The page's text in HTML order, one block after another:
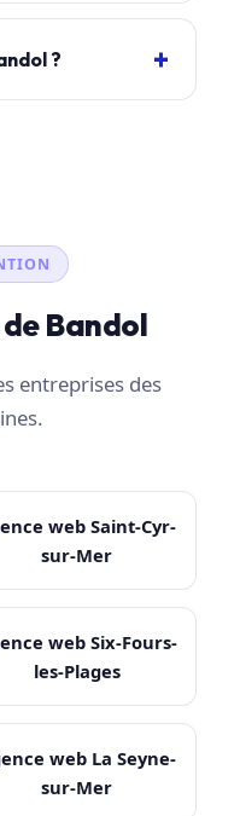
?
Bandol
entreprises des
web Saint-Cyr-
sur-Mer
web Six-Fours-
les-Plages
web La Seyne-
sur-Mer